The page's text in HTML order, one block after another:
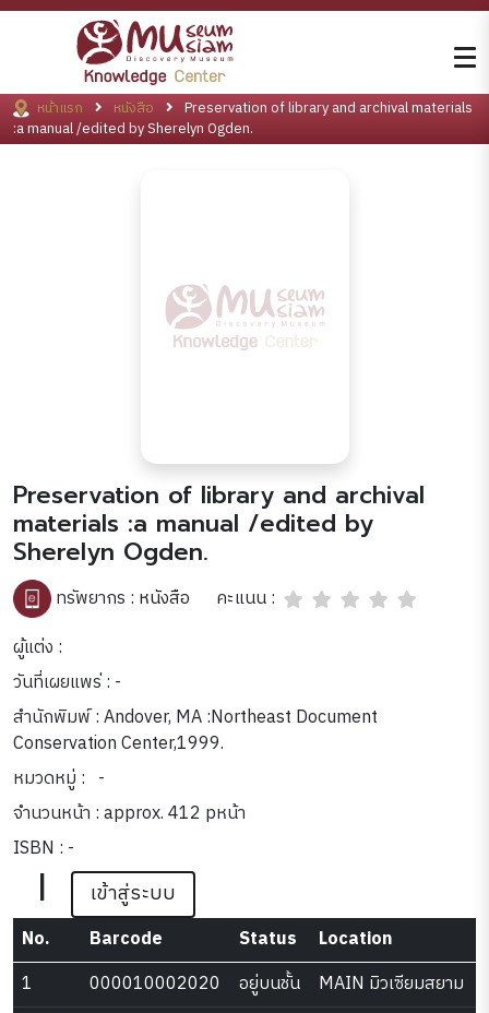
หน้าแรก หนังสือ
Preservation of library and archival materials
:a manual /edited by Sherelyn Ogden.
Preservation of library and archival
materials :a manual /edited by
Sherelyn Ogden.
ทรัพยากร : หนังสือ
คะแนน :
ผู้แต่ง :
วันที่เผยแพร่ : -
สำนักพิมพ์ : Andover, MA :Northeast Document
Conservation Center,1999.
หมวดหมู่ : -
จำนวนหน้า : approx. 412 pหน้า
ISBN : -
| เข้าสู่ระบบ
No. Barcode Status
Location
1
000010002020 อยู่บนชั้น
MAIN มิวเซียมสยาม